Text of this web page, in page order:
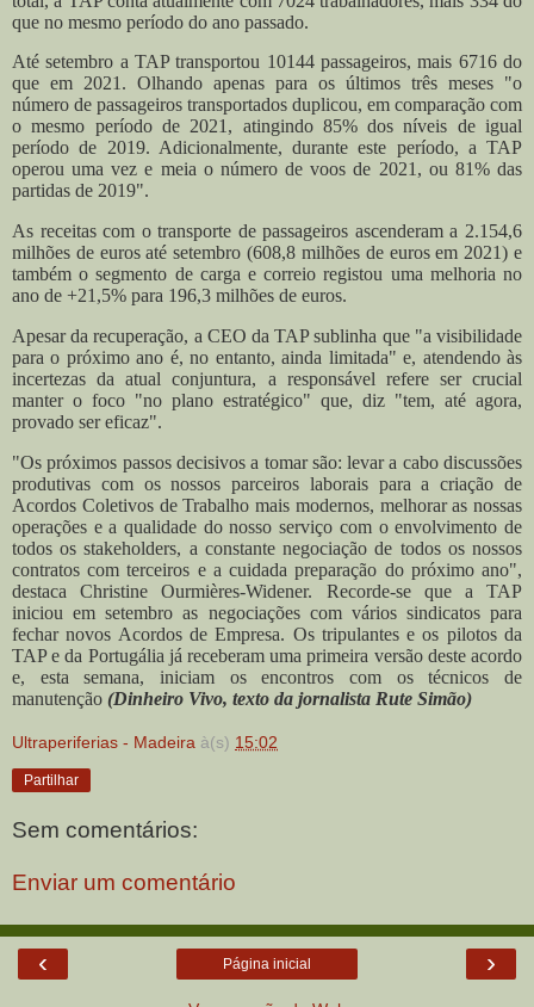
que no mesmo período do ano passado.
Até setembro a TAP transportou 10144 passageiros, mais 6716 do
que em 2021. Olhando apenas para os últimos três meses "o
número de passageiros transportados duplicou, em comparação com
o mesmo período de 2021, atingindo 85% dos níveis de igual
período de 2019. Adicionalmente, durante este período, a TAP
operou uma vez e meia o número de voos de 2021, ou 81% das
partidas de 2019".
As receitas com o transporte de passageiros ascenderam a 2.154,6
milhões de euros até setembro (608,8 milhões de euros em 2021) e
também o segmento de carga e correio registou uma melhoria no
ano de +21,5% para 196,3 milhões de euros.
Apesar da recuperação, a CEO da TAP sublinha que "a visibilidade
para o próximo ano é, no entanto, ainda limitada" e, atendendo às
incertezas da atual conjuntura, a responsável refere ser crucial
manter o foco "no plano estratégico" que, diz "tem, até agora,
provado ser eficaz".
"Os próximos passos decisivos a tomar são: levar a cabo discussões
produtivas com os nossos parceiros laborais para a criação de
Acordos Coletivos de Trabalho mais modernos, melhorar as nossas
operações e a qualidade do nosso serviço com o envolvimento de
todos os stakeholders, a constante negociação de todos os nossos
contratos com terceiros e a cuidada preparação do próximo ano",
destaca Christine Ourmières-Widener. Recorde-se que a TAP
iniciou em setembro as negociações com vários sindicatos para
fechar novos Acordos de Empresa. Os tripulantes e os pilotos da
TAP e da Portugália já receberam uma primeira versão deste acordo
e, esta semana, iniciam os encontros com os técnicos de
manutenção (Dinheiro Vivo, texto da jornalista Rute Simão)
Ultraperiferias - Madeira à(s) 15:02
Partilhar
Sem comentários:
Enviar um comentário
‹ ›
Página inicial